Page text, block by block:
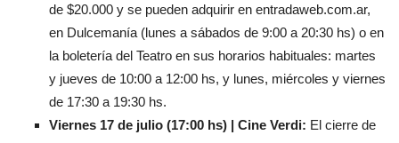
de $20.000 y se pueden adquirir en entradaweb.com.ar,
en Dulcemanía (lunes a sábados de 9:00 a 20:30 hs) o en
la boletería del Teatro en sus horarios habituales: martes
y jueves de 10:00 a 12:00 hs, y lunes, miércoles y viernes
de 17:30 a 19:30 hs.
Viernes 17 de julio (17:00 hs) | Cine Verdi: El cierre de